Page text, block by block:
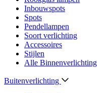
Inbouwspots
Spots
Pendellampen
Soort verlichting
Accessoires
Stijlen
Alle Binnenverlichting
Buitenverlichting